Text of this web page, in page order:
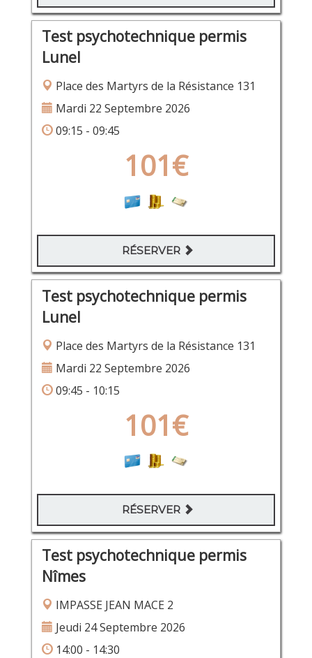
Test psychotechnique permis
Lunel
Place des Martyrs de la Résistance 131
Mardi 22 Septembre 2026
09:15 - 09:45
101€
RÉSERVER
Test psychotechnique permis
Lunel
Place des Martyrs de la Résistance 131
Mardi 22 Septembre 2026
09:45 - 10:15
101€
RÉSERVER
Test psychotechnique permis
Nîmes
IMPASSE JEAN MACE 2
Jeudi 24 Septembre 2026
14:00 - 14:30